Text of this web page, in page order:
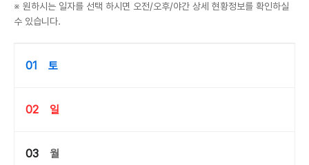
※ 원하시는 일자를 선택 하시면 오전/오후/야간 상세 현황정보를 확인하실
수 있습니다.
01 토
02 일
03 월